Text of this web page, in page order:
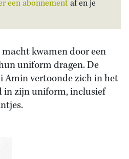
een abonnementaf en je
macht kwamen door een
uniform dragen. De
Amin vertoonde zich in het
zijn uniform, inclusief